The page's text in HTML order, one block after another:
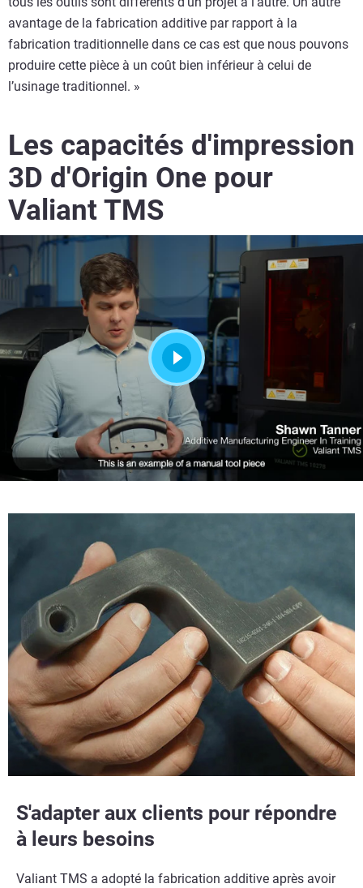
avantage de la fabrication additive par rapport à la
fabrication traditionnelle dans ce cas est que nous pouvons
produire cette pièce à un coût bien inférieur à celui de
l’usinage traditionnel. »
Les capacités d'impression
3D d'Origin One pour
Valiant TMS
S'adapter aux clients pour répondre
à leurs besoins
Valiant TMS a adopté la fabrication additive après avoir